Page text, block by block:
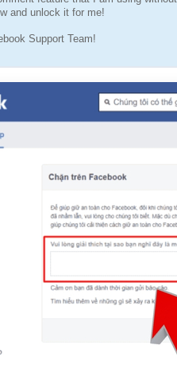
and unlock it for me!
Support Team!